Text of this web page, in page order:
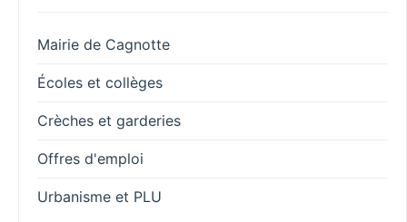
Mairie de Cagnotte
Écoles et collèges
Crèches et garderies
Offres d'emploi
Urbanisme et PLU